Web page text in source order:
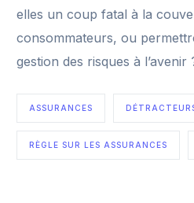
elles un coup fatal à la
consommateurs, ou
gestion des risques à l’avenir
ASSURANCES
RÈGLE SUR LES ASSURANCES